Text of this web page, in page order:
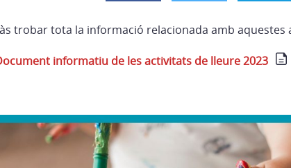
trobar tota la informació relacionada amb aquestes
informatiu de les activitats de lleure 2023